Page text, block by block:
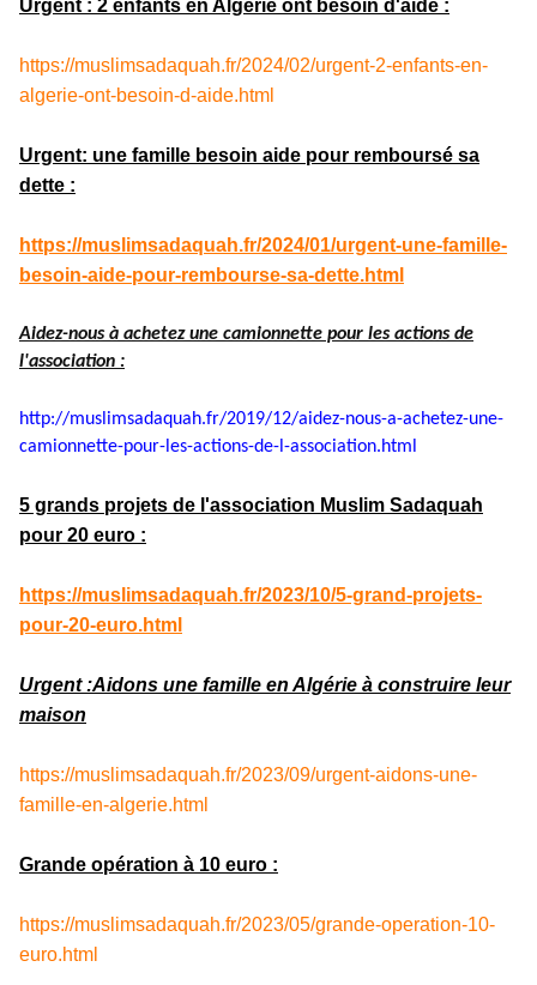
Urgent : 2 enfants en Algérie ont besoin d'aide :
https://muslimsadaquah.fr/2024/02/urgent-2-enfants-en-
algerie-ont-besoin-d-aide.html
Urgent: une famille besoin aide pour remboursé sa
dette :
https://muslimsadaquah.fr/2024/01/urgent-une-famille-
besoin-aide-pour-rembourse-sa-dette.html
Aidez-nous à achetez une camionnette pour les actions de
l'association :
http://muslimsadaquah.fr/2019/12/aidez-nous-a-achetez-une-
camionnette-pour-les-actions-de-l-association.html
5 grands projets de l'association Muslim Sadaquah
pour 20 euro :
https://muslimsadaquah.fr/2023/10/5-grand-projets-
pour-20-euro.html
Urgent :Aidons une famille en Algérie à construire leur
maison
https://muslimsadaquah.fr/2023/09/urgent-aidons-une-
famille-en-algerie.html
Grande opération à 10 euro :
https://muslimsadaquah.fr/2023/05/grande-operation-10-
euro.html